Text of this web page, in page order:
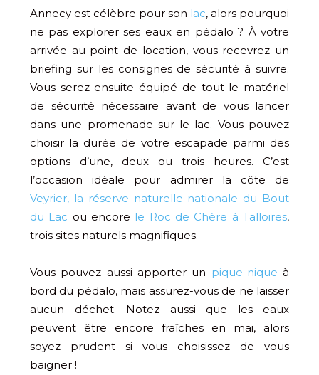
Annecy est célèbre pour son lac, alors pourquoi
ne pas explorer ses eaux en pédalo ? À votre
arrivée au point de location, vous recevrez un
briefing sur les consignes de sécurité à suivre.
Vous serez ensuite équipé de tout le matériel
de sécurité nécessaire avant de vous lancer
dans une promenade sur le lac. Vous pouvez
choisir la durée de votre escapade parmi des
options d’une, deux ou trois heures. C’est
l’occasion idéale pour admirer la côte de
Veyrier, la réserve naturelle nationale du Bout
du Lac ou encore le Roc de Chère à Talloires,
trois sites naturels magnifiques.
Vous pouvez aussi apporter un pique-nique à
bord du pédalo, mais assurez-vous de ne laisser
aucun déchet. Notez aussi que les eaux
peuvent être encore fraîches en mai, alors
soyez prudent si vous choisissez de vous
baigner !